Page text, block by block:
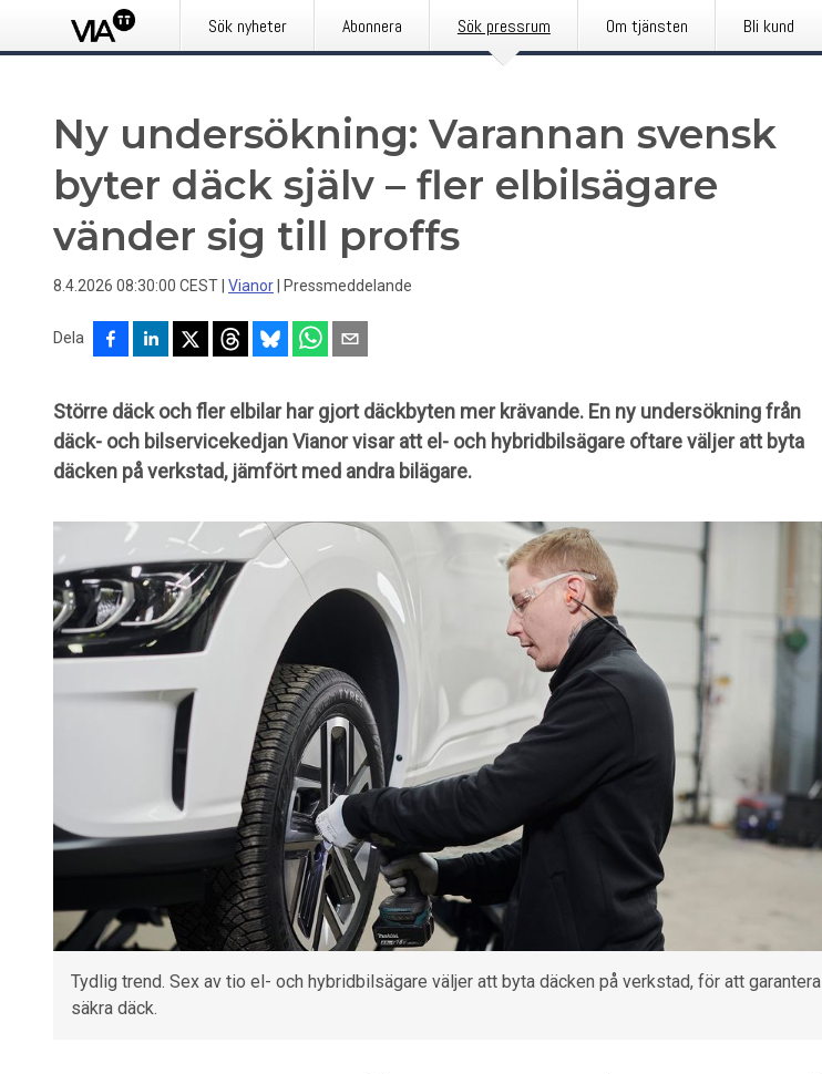
Sök nyheter Abonnera Sök pressrum Om tjänsten Bli kund
Ny undersökning: Varannan svensk
byter däck själv – fler elbilsägare
vänder sig till proffs
8.4.2026 08:30:00 CEST Vianor Pressmeddelande
Dela
Större däck och fler elbilar har gjort däckbyten mer krävande. En ny undersökning från
däck- och bilservicekedjan Vianor visar att el- och hybridbilsägare oftare väljer att byta
däcken på verkstad, jämfört med andra bilägare.
Tydlig trend. Sex av tio el- och hybridbilsägare väljer att byta däcken på verkstad, för att garantera
säkra däck.